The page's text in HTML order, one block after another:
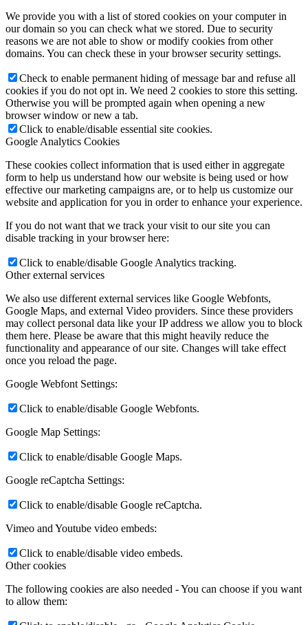
We provide you with a list of stored cookies on your computer in
our domain so you can check what we stored. Due to security
reasons we are not able to show or modify cookies from other
domains. You can check these in your browser security settings.
Check to enable permanent hiding of message bar and refuse all
cookies if you do not opt in. We need 2 cookies to store this setting.
Otherwise you will be prompted again when opening a new
browser window or new a tab.
Click to enable/disable essential site cookies.
Google Analytics Cookies
These cookies collect information that is used either in aggregate
form to help us understand how our website is being used or how
effective our marketing campaigns are, or to help us customize our
website and application for you in order to enhance your experience.
If you do not want that we track your visit to our site you can
disable tracking in your browser here:
Click to enable/disable Google Analytics tracking.
Other external services
We also use different external services like Google Webfonts,
Google Maps, and external Video providers. Since these providers
may collect personal data like your IP address we allow you to block
them here. Please be aware that this might heavily reduce the
functionality and appearance of our site. Changes will take effect
once you reload the page.
Google Webfont Settings:
Click to enable/disable Google Webfonts.
Google Map Settings:
Click to enable/disable Google Maps.
Google reCaptcha Settings:
Click to enable/disable Google reCaptcha.
Vimeo and Youtube video embeds:
Click to enable/disable video embeds.
Other cookies
The following cookies are also needed - You can choose if you want
to allow them: